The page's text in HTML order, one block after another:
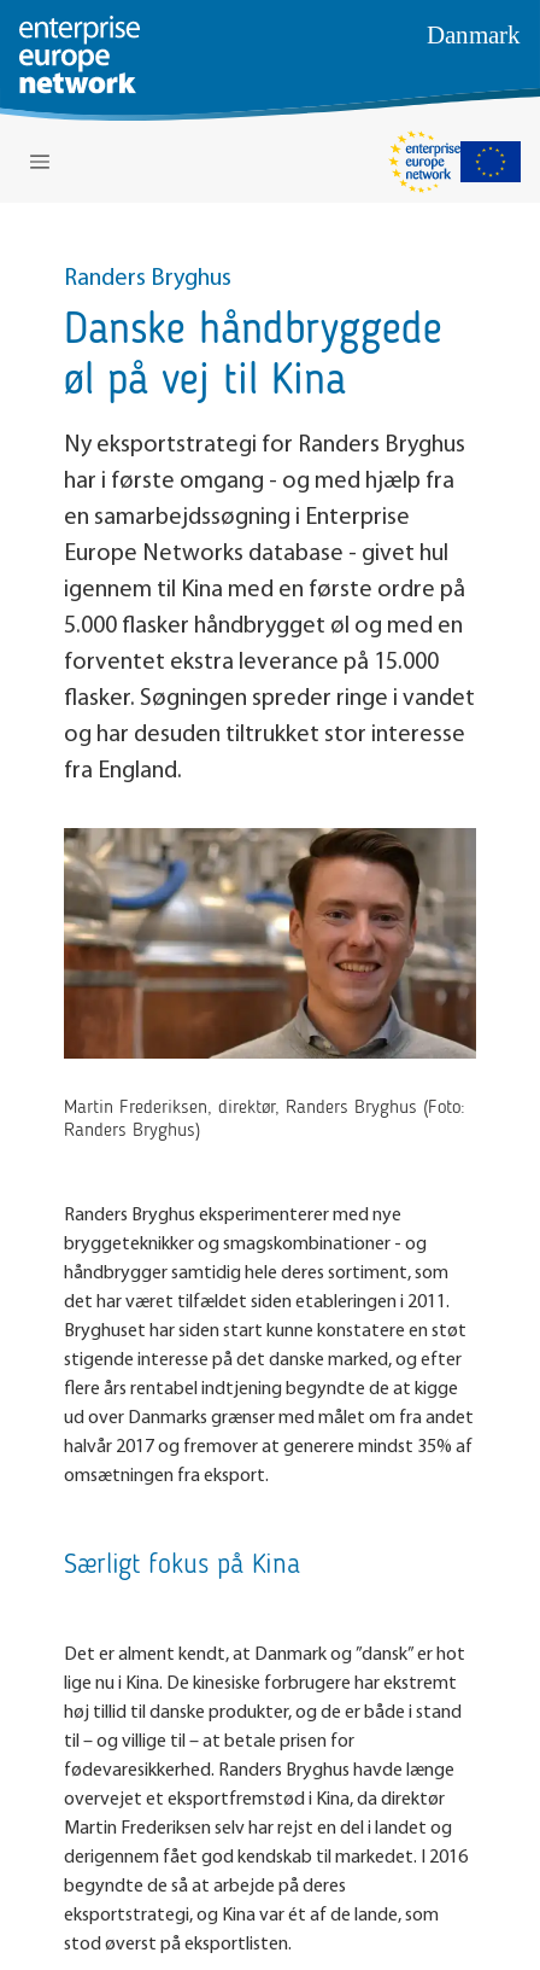
Danmark
Randers Bryghus
Danske håndbryggede
øl på vej til Kina
Ny eksportstrategi for Randers Bryghus
har i første omgang - og med hjælp fra
en samarbejdssøgning i Enterprise
Europe Networks database - givet hul
igennem til Kina med en første ordre på
5.000 flasker håndbrygget øl og med en
forventet ekstra leverance på 15.000
flasker. Søgningen spreder ringe i vandet
og har desuden tiltrukket stor interesse
fra England.
Martin Frederiksen, direktør, Randers Bryghus (Foto:
Randers Bryghus)
Randers Bryghus eksperimenterer med nye
bryggeteknikker og smagskombinationer - og
håndbrygger samtidig hele deres sortiment, som
det har været tilfældet siden etableringen i 2011.
Bryghuset har siden start kunne konstatere en støt
stigende interesse på det danske marked, og efter
flere års rentabel indtjening begyndte de at kigge
ud over Danmarks grænser med målet om fra andet
halvår 2017 og fremover at generere mindst 35% af
omsætningen fra eksport.
Særligt fokus på Kina
Det er alment kendt, at Danmark og ”dansk” er hot
lige nu i Kina. De kinesiske forbrugere har ekstremt
høj tillid til danske produkter, og de er både i stand
til – og villige til – at betale prisen for
fødevaresikkerhed. Randers Bryghus havde længe
overvejet et eksportfremstød i Kina, da direktør
Martin Frederiksen selv har rejst en del i landet og
derigennem fået god kendskab til markedet. I 2016
begyndte de så at arbejde på deres
eksportstrategi, og Kina var ét af de lande, som
stod øverst på eksportlisten.